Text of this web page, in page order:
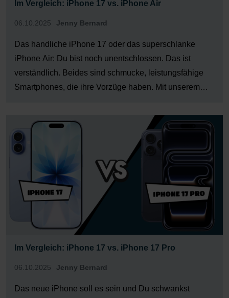
Im Vergleich: iPhone 17 vs. iPhone Air
06.10.2025 Jenny Bernard
Das handliche iPhone 17 oder das superschlanke
iPhone Air: Du bist noch unentschlossen. Das ist
verständlich. Beides sind schmucke, leistungsfähige
Smartphones, die ihre Vorzüge haben. Mit unserem
die relevanten für Dich. So fällt Dir die Wahl zwischen
iPhone 17 und iPhone Air leicht. […]
Im Vergleich: iPhone 17 vs. iPhone 17 Pro
06.10.2025 Jenny Bernard
Das neue iPhone soll es sein und Du schwankst